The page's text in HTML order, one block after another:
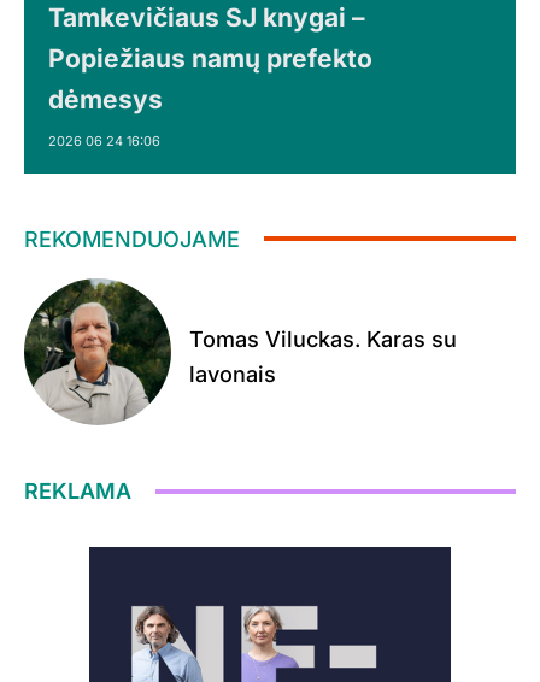
Tamkevičiaus SJ knygai –
Popiežiaus namų prefekto
dėmesys
2026 06 24 16:06
REKOMENDUOJAME
Tomas Viluckas. Karas su
lavonais
REKLAMA